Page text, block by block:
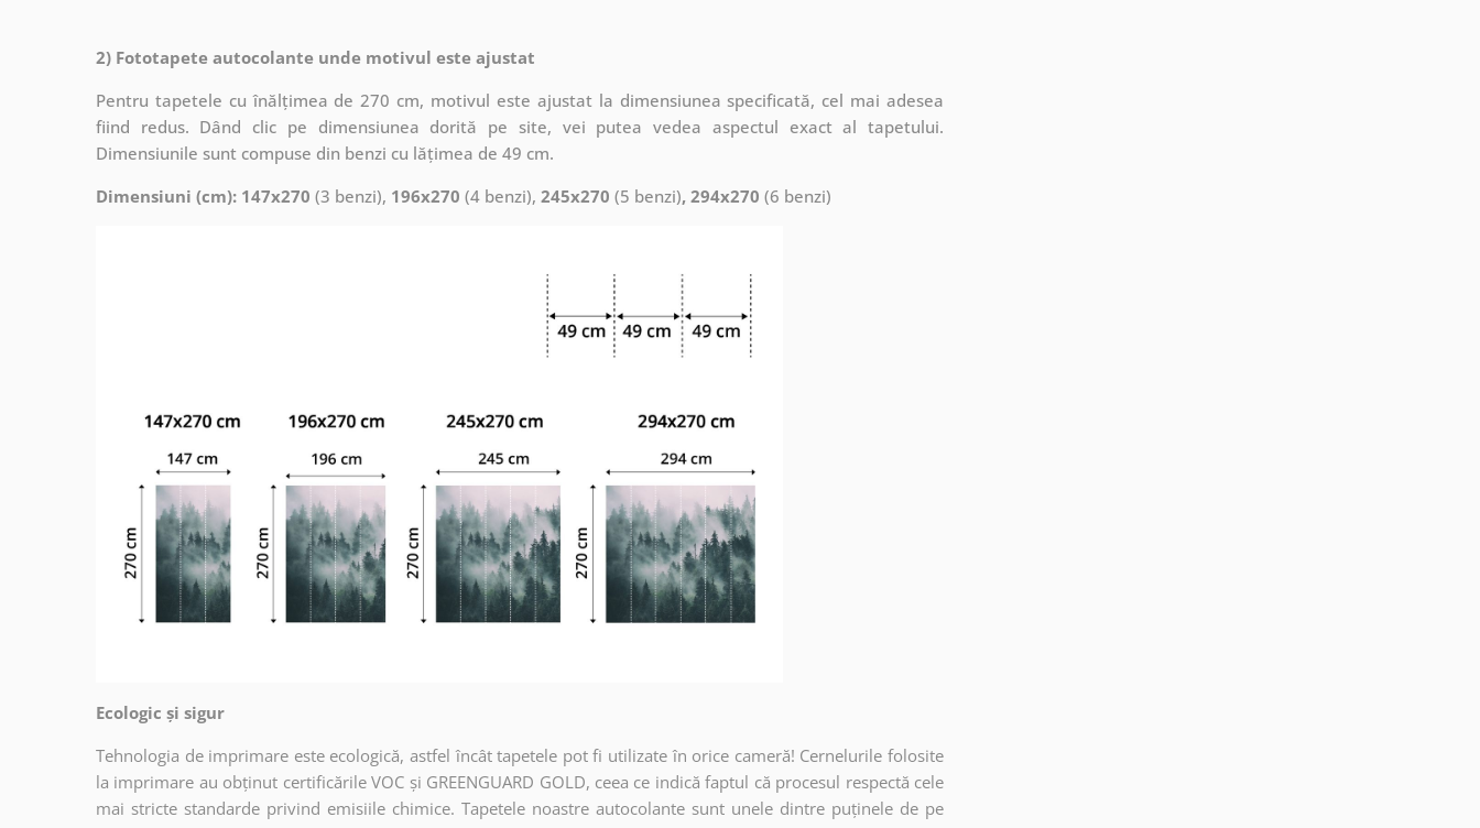
2) Fototapete autocolante unde motivul este ajustat
Pentru tapetele cu înălțimea de 270 cm, motivul este ajustat la dimensiunea specificată, cel mai adesea
fiind redus. Dând clic pe dimensiunea dorită pe site, vei putea vedea aspectul exact al tapetului.
Dimensiunile sunt compuse din benzi cu lățimea de 49 cm.
Dimensiuni (cm): 147x270 (3 benzi), 196x270 (4 benzi), 245x270 (5 benzi), 294x270 (6 benzi)
Ecologic și sigur
Tehnologia de imprimare este ecologică, astfel încât tapetele pot fi utilizate în orice cameră! Cernelurile folosite
la imprimare au obținut certificările VOC și GREENGUARD GOLD, ceea ce indică faptul că procesul respectă cele
mai stricte standarde privind emisiile chimice. Tapetele noastre autocolante sunt unele dintre puținele de pe